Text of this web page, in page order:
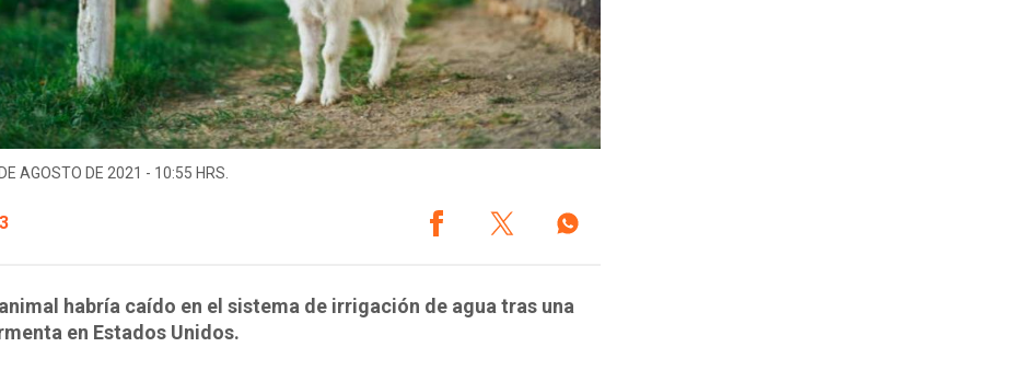
AGOSTO DE 2021 - 10:55 HRS.
habría caído en el sistema de irrigación de agua tras una
en Estados Unidos.